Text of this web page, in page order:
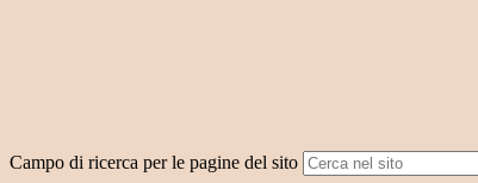
Campo di ricerca per le pagine del sito